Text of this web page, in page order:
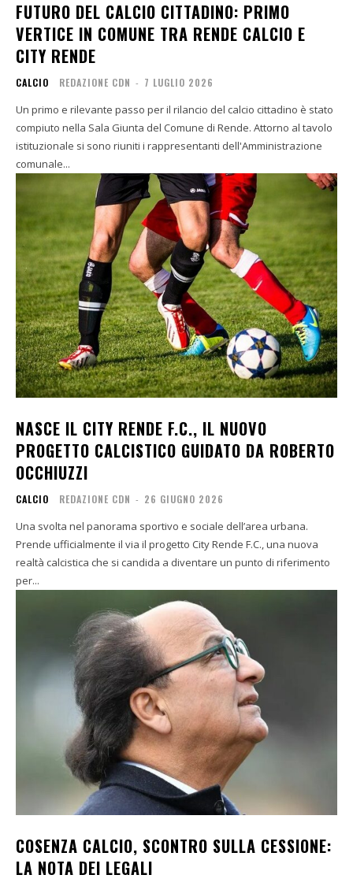
FUTURO DEL CALCIO CITTADINO: PRIMO
VERTICE IN COMUNE TRA RENDE CALCIO E
CITY RENDE
CALCIO REDAZIONE CDN - 7 LUGLIO 2026
Un primo e rilevante passo per il rilancio del calcio cittadino è stato
compiuto nella Sala Giunta del Comune di Rende. Attorno al tavolo
istituzionale si sono riuniti i rappresentanti dell'Amministrazione
comunale...
NASCE IL CITY RENDE F.C., IL NUOVO
PROGETTO CALCISTICO GUIDATO DA ROBERTO
OCCHIUZZI
CALCIO REDAZIONE CDN - 26 GIUGNO 2026
Una svolta nel panorama sportivo e sociale dell’area urbana.
Prende ufficialmente il via il progetto City Rende F.C., una nuova
realtà calcistica che si candida a diventare un punto di riferimento
per...
COSENZA CALCIO, SCONTRO SULLA CESSIONE:
LA NOTA DEI LEGALI